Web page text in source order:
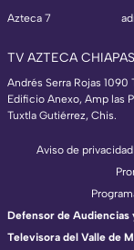
Azteca 7
TV AZTECA CHIAPAS
Andrés Serra Rojas 1090
Edificio Anexo, Amp las
Tuxtla Gutiérrez, Chis.
Aviso de privacidad
Defensor de Audiencias
Televisora del Valle de